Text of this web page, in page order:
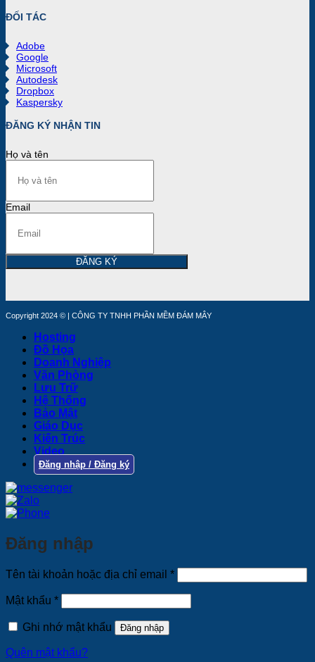
ĐỐI TÁC
Adobe
Google
Microsoft
Autodesk
Dropbox
Kaspersky
ĐĂNG KÝ NHẬN TIN
Họ và tên
Email
ĐĂNG KÝ
Copyright 2024 © | CÔNG TY TNHH PHẦN MỀM ĐÁM MÂY
Hosting
Đồ Họa
Doanh Nghiệp
Văn Phòng
Lưu Trữ
Hệ Thống
Bảo Mật
Giáo Dục
Kiến Trúc
Video
Đăng nhập / Đăng ký
Đăng nhập
Tên tài khoản hoặc địa chỉ email *Bắt
buộc
Mật khẩu *Bắt
buộc
Ghi nhớ mật khẩu
Đăng nhập
Quên mật khẩu?